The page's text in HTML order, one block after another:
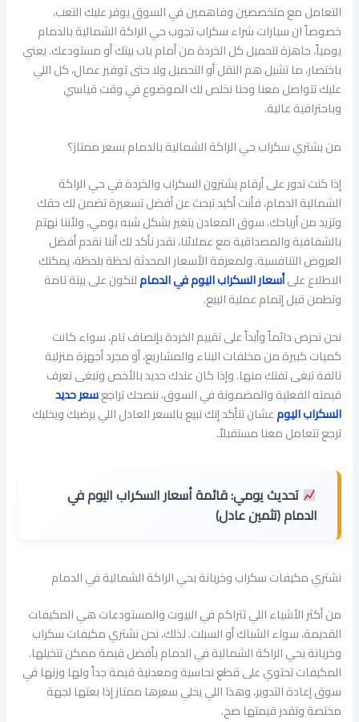
التعامل مع متخصصين وفاهمين في السوق يوفر عليك التعب،
خصوصاً ان سيارات شراء سكراب تجوب حي الراكة الشمالية بالدمام
يومياً، جاهزة لتحميل كل الخردة من أمام باب بيتك أو مستودعك. يعني
باختصار، ما تشيل هم النقل أو التحميل ولا حتى توفير عمال، كل اللي
عليك تتواصل معنا وحنا نخلص لك الموضوع في وقت قياسي
وباحترافية عالية.
من يشتري سكراب حي الراكة الشمالية بالدمام بسعر ممتاز؟
إذا كنت تدور على أرقام يشترون السكراب والخردة في حي الراكة
الشمالية الدمام، فأنت أكيد تبحث عن أفضل تسعيرة تضمن لك حقك
وتزيد من أرباحك. سوق المعادن يتغير بشكل شبه يومي، ولأننا نهتم
بالشفافية والمصداقية مع عملائنا، نقدر نأكد لك أننا نقدم أفضل
العروض التنافسية. ولمعرفة الأسعار المحدثة لحظة بلحظة، يمكنك
الاطلاع علىأسعار السكراب اليوم في الدماملتكون على بينة تامة
وتطمن قبل إتمام عملية البيع.
نحن نحرص دائماً وأبداً على تقييم الخردة بإنصاف تام، سواء كانت
كميات كبيرة من مخلفات البناء والمشاريع، أو مجرد أجهزة منزلية
تالفة تبغى تفتك منها. وإذا كان عندك حديد بالأخص وتبغى تعرف
قيمته الفعلية والمضمونة في السوق، ننصحك تراجعسعر حديد
السكراب اليومعشان تتأكد إنك تبيع بالسعر العادل اللي يرضيك ويخليك
ترجع تتعامل معنا مستقبلاً.
تحديث يومي:قائمة أسعار السكراب اليوم في
الدمام (تثمين عادل)
نشتري مكيفات سكراب وخربانة بحي الراكة الشمالية في الدمام
من أكثر الأشياء اللي تتراكم في البيوت والمستودعات هي المكيفات
القديمة، سواء الشباك أو السبلت. لذلك، نحن نشتري مكيفات سكراب
وخربانة بحي الراكة الشمالية في الدمام بأفضل قيمة ممكن تتخيلها.
المكيفات تحتوي على قطع نحاسية ومعدنية قيمة جداً ولها وزنها في
سوق إعادة التدوير، وهذا اللي يخلي سعرها ممتاز إذا بعتها لجهة
مختصة وتقدر قيمتها صح.